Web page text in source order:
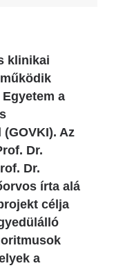
klinikai
a
Az
Dr.
Dr.
írta alá
célja
a